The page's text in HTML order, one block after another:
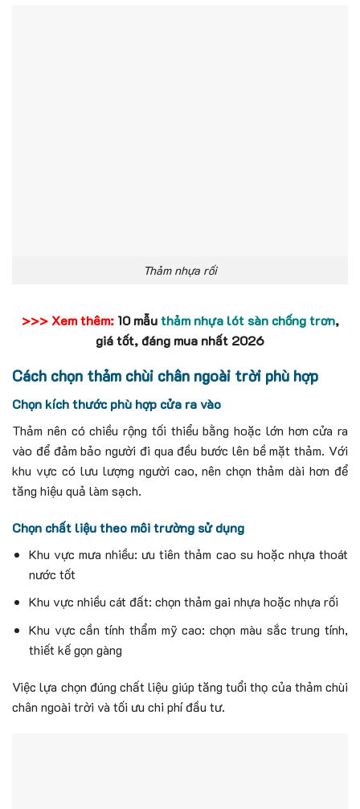
Thảm nhựa rối
>>> Xem thêm:10 mẫuthảm nhựa lót sàn chống trơn,
giá tốt, đáng mua nhất 2026
Cách chọn thảm chùi chân ngoài trời phù hợp
Chọn kích thước phù hợp cửa ra vào
Thảm nên có chiều rộng tối thiểu bằng hoặc lớn hơn cửa ra
vào để đảm bảo người đi qua đều bước lên bề mặt thảm. Với
khu vực có lưu lượng người cao, nên chọn thảm dài hơn để
tăng hiệu quả làm sạch.
Chọn chất liệu theo môi trường sử dụng
Khu vực mưa nhiều: ưu tiên thảm cao su hoặc nhựa thoát
nước tốt
Khu vực nhiều cát đất: chọn thảm gai nhựa hoặc nhựa rối
Khu vực cần tính thẩm mỹ cao: chọn màu sắc trung tính,
thiết kế gọn gàng
Việc lựa chọn đúng chất liệu giúp tăng tuổi thọ của thảm chùi
chân ngoài trời và tối ưu chi phí đầu tư.